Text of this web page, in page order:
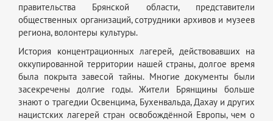
правительства Брянской области, представители
общественных организаций, сотрудники архивов и музеев
региона, волонтеры культуры.
История концентрационных лагерей, действовавших на
оккупированной территории нашей страны, долгое время
была покрыта завесой тайны. Многие документы были
засекречены долгие годы. Жители Брянщины больше
знают о трагедии Освенцима, Бухенвальда, Дахау и других
нацистских лагерей стран освобождённой Европы, чем о